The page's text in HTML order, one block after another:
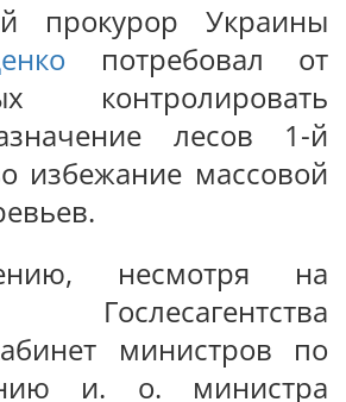
прокурор Украины
потребовал от
контролировать
лесов 1-й
избежание массовой
несмотря на
Гослесагентства
министров по
и. о. министра